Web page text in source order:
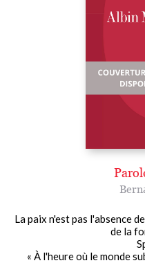
La paix n'est pas l'absence
de la
« À l'heure où le monde